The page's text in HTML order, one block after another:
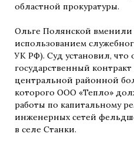
областной прокуратуры.
Ольге Полянской вменили
использованием
УК РФ). Суд установил, что
государственный
центральной районной
которого ООО «Тепло»
работы по капитальному
инженерных сетей
в селе Станки.